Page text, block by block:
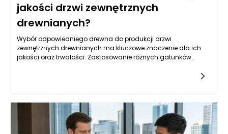
jakości drzwi zewnętrznych
drewnianych?
Wybór odpowiedniego drewna do produkcji drzwi
zewnętrznych drewnianych ma kluczowe znaczenie dla ich
jakości oraz trwałości. Zastosowanie różnych gatunków
uszkodzenia oraz wpływ warunków otoczenia. Może stawać
się bardzo atrakcyjne wizualnie, podkreślając naturalne słoje
oraz usłojenie, co nadaje drzwiom wyjątkowego charakteru.
Innym popularnym wyborem jest drewno mahoniowe, cenione